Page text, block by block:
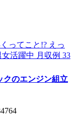
クのエンジン組立